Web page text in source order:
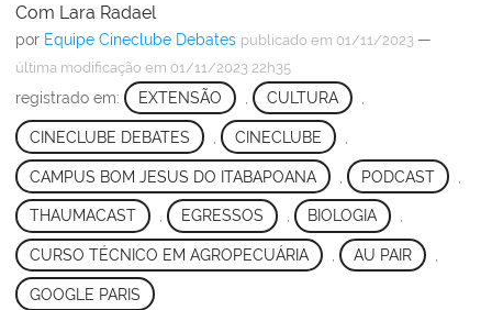
Com Lara Radael
por Equipe Cineclube Debates publicado em 01/11/2023 —
última modificação em 01/11/2023 22h35
registrado em: EXTENSÃO CULTURA
CINECLUBE DEBATES CINECLUBE
CAMPUS BOM JESUS DO ITABAPOANA PODCAST
THAUMACAST , EGRESSOS , BIOLOGIA ,
CURSO TÉCNICO EM AGROPECUÁRIA AU PAIR
GOOGLE PARIS